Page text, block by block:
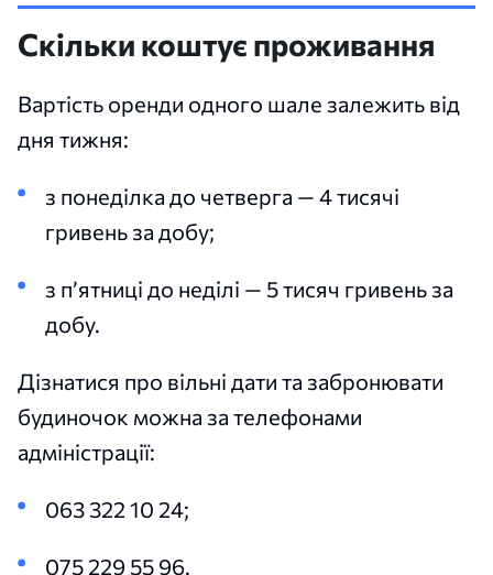
Скільки коштує проживання
Вартість оренди одного шале залежить від
дня тижня:
з понеділка до четверга — 4 тисячі
гривень за добу;
з п’ятниці до неділі — 5 тисяч гривень за
добу.
Дізнатися про вільні дати та забронювати
будиночок можна за телефонами
адміністрації:
063 322 10 24;
075 229 55 96.